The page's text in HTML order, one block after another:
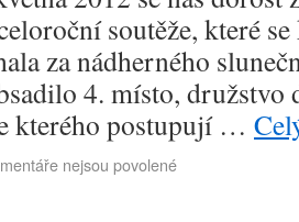
soutěže, které
za nádherného
4. místo, družstvo
kterého postupují …
nejsou povolené